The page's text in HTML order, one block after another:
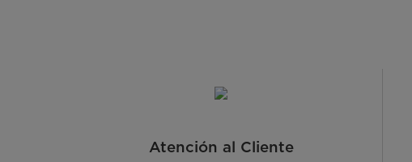
Atención al Cliente